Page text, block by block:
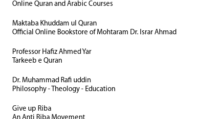
Online Quran and Arabic Courses
Maktaba Khuddam ul Quran
Official Online Bookstore of Mohtaram Dr. Israr Ahmad
Professor Hafiz Ahmed Yar
Tarkeeb e Quran
Dr. Muhammad Rafi uddin
Philosophy - Theology - Education
Give up Riba